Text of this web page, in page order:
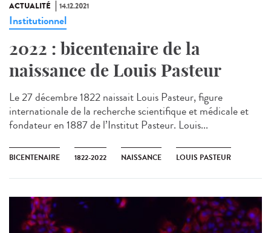
ACTUALITÉ 14.12.2021
Institutionnel
2022 : bicentenaire de la
naissance de Louis Pasteur
Le 27 décembre 1822 naissait Louis Pasteur, figure
internationale de la recherche scientifique et médicale et
fondateur en 1887 de l’Institut Pasteur. Louis...
BICENTENAIRE 1822-2022 NAISSANCE LOUIS PASTEUR